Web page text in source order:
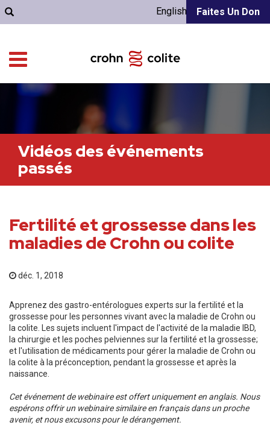
Faites Un Don
English
Vidéos des événements
passés
Fertilité et grossesse dans les
maladies de Crohn ou colite
déc. 1, 2018
Apprenez des gastro-entérologues experts sur la fertilité et la
grossesse pour les personnes vivant avec la maladie de Crohn ou
la colite. Les sujets incluent l'impact de l'activité de la maladie IBD,
la chirurgie et les poches pelviennes sur la fertilité et la grossesse;
et l'utilisation de médicaments pour gérer la maladie de Crohn ou
la colite à la préconception, pendant la grossesse et après la
naissance.
Cet événement de webinaire est offert uniquement en anglais. Nous
espérons offrir un webinaire similaire en français dans un proche
avenir, et nous excusons pour le dérangement.